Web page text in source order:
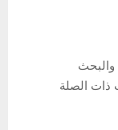
والبحث
ذات الصلة